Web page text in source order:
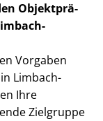
Ob­jekt­prä­
Vorgaben
Limbach-
Ihre
Zielgruppe